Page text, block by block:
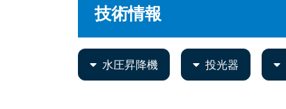
技術情報
水圧昇降機 投光器